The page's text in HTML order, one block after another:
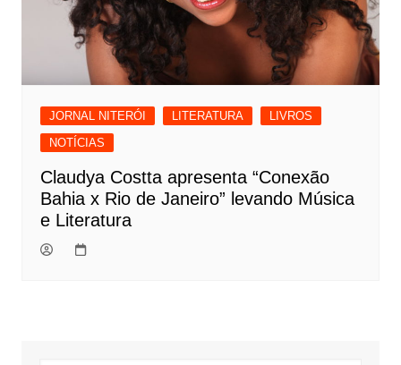
JORNAL NITERÓI LITERATURA
LIVROS
NOTÍCIAS
Claudya Costta apresenta “Conexão
Bahia x Rio de Janeiro” levando Música
e Literatura